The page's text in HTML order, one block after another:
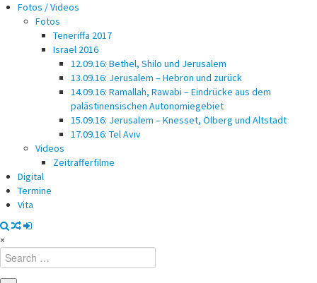
Fotos / Videos
Fotos
Teneriffa 2017
Israel 2016
12.09.16: Bethel, Shilo und Jerusalem
13.09.16: Jerusalem – Hebron und zurück
14.09.16: Ramallah, Rawabi – Eindrücke aus dem
palästinensischen Autonomiegebiet
15.09.16: Jerusalem – Knesset, Ölberg und Altstadt
17.09.16: Tel Aviv
Videos
Zeitrafferfilme
Digital
Termine
Vita
×
Search
for: